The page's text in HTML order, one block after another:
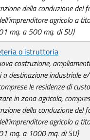
della conduzione del
agricolo a
mq. a 500 mq. di SU)
o istruttoria
costruzione,
a destinazione industriale
le residenze di
in zona agricola,
della conduzione del
agricolo a
mq. a 1000 mq. di SU)